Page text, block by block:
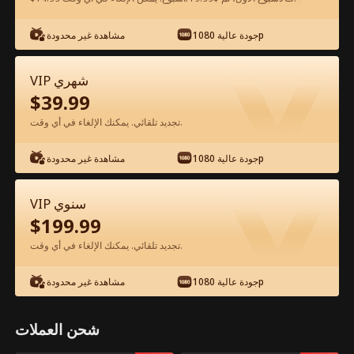
شاهد مجانًا في التطبيق
الحلقة 19 - حامل بالصدفة من الألفا
المستذئب الفيلم كامل
1-50 51-76
19 20 21 22 23
مشاهدة غير محدودة جودة عالية 1080p
VIP شهري
$39.99
تجديد تلقائي. يمكنك الإلغاء في أي وقت.
مشاهدة غير محدودة جودة عالية 1080p
VIP سنوي
$199.99
تجديد تلقائي. يمكنك الإلغاء في أي وقت.
مشاهدة غير محدودة جودة عالية 1080p
شحن العملات